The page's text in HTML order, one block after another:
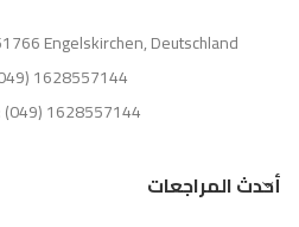
Engelskirchen, Deutschland
1628557144
(049) 1628557144
أحدث المراجعات